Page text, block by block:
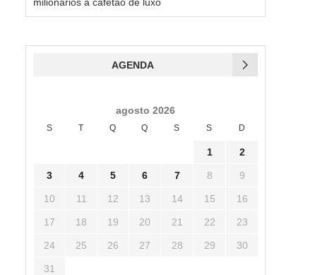
AGENDA
agosto 2026
S T Q Q S S D
1 2
3 4 5 6 7 8 9
10 11 12 13 14 15 16
17 18 19 20 21 22 23
24 25 26 27 28 29 30
31